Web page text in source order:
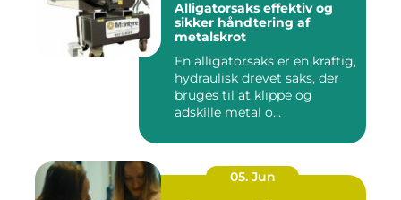
Alligatorsaks effektiv og
sikker håndtering af
metalskrot
En alligatorsaks er en kraftig,
hydraulisk drevet saks, der
bruges til at klippe og
adskille metal o...
05. Jun